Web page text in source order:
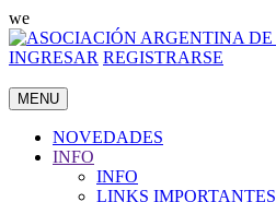
we
INGRESAR REGISTRARSE
MENU
NOVEDADES
INFO
INFO
LINKS IMPORTANTES